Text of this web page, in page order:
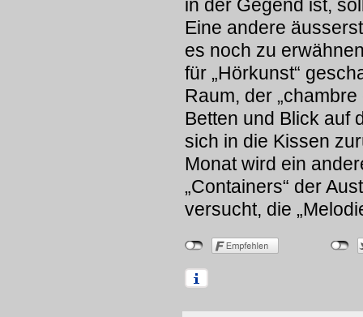
in der Gegend ist,
Eine andere
es noch zu
für „Hörkunst“
Raum, der
Betten und Blick auf
sich in die Kissen
Monat wird ein
„Containers“ der
versucht, die